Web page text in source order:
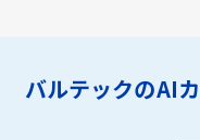
バルテックのAI